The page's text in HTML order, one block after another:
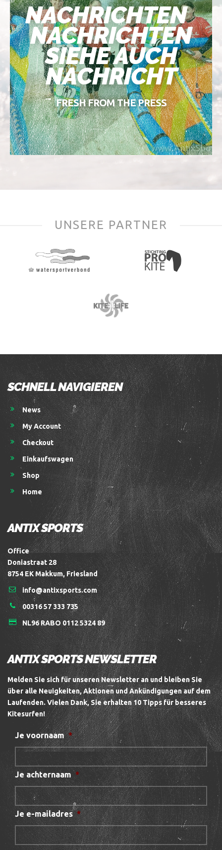
NACHRICHTEN
NACHRICHTEN
SIEHE AUCH
NACHRICHT
FRESH FROM THE PRESS
UNSERE PARTNER
SCHNELL NAVIGIEREN
News
My Account
Checkout
Einkaufswagen
Shop
Home
ANTIX SPORTS
Office
Doniastraat 28
8754 EK Makkum, Friesland
info@antixsports.com
00316 57 333 735
NL96 RABO 0112 5324 89
ANTIX SPORTS NEWSLETTER
Melden Sie sich für unseren Newsletter an und bleiben Sie
über alle Neuigkeiten, Aktionen und Ankündigungen auf dem
Laufenden. Vielen Dank, Sie erhalten 10 Tipps für besseres
Kitesurfen!
Je voornaam *
Je achternaam *
Je e-mailadres *